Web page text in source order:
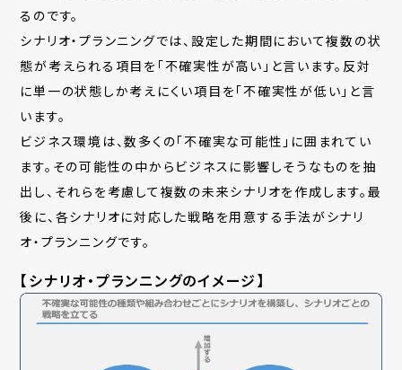
るのです。
シナリオ・プランニングでは、設定した期間において複数の状
態が考えられる項目を「不確実性が高い」と言います。反対
に単一の状態しか考えにくい項目を「不確実性が低い」と言
います。
ビジネス環境は、数多くの「不確実な可能性」に囲まれてい
ます。その可能性の中からビジネスに影響しそうなものを抽
出し、それらを考慮して複数の未来シナリオを作成します。最
後に、各シナリオに対応した戦略を用意する手法がシナリ
オ・プランニングです。
【シナリオ・プランニングのイメージ】